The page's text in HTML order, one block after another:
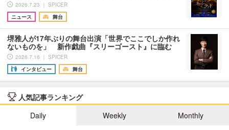
2026.7.23 ｜ SPICER
ニュース
舞台
堺雅人が17年ぶりの舞台出演「世界でここでしか作れ
ないものを」 新作戯曲『スリーゴースト』に臨む
2026.7.16 ｜ SPICER
インタビュー
舞台
人気記事ランキング
Daily
Weekly Monthly